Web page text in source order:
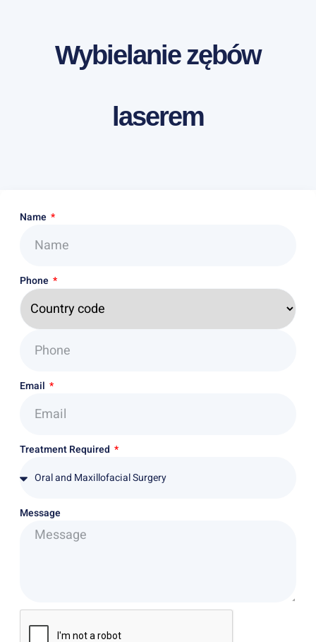
Wybielanie zębów
laserem
Name
Phone
Email
Treatment Required
Message